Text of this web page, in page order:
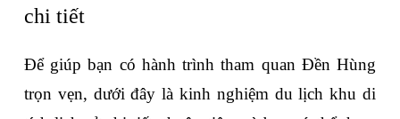
chi tiết
Để giúp bạn có hành trình tham quan Đền Hùng
trọn vẹn, dưới đây là kinh nghiệm du lịch khu di